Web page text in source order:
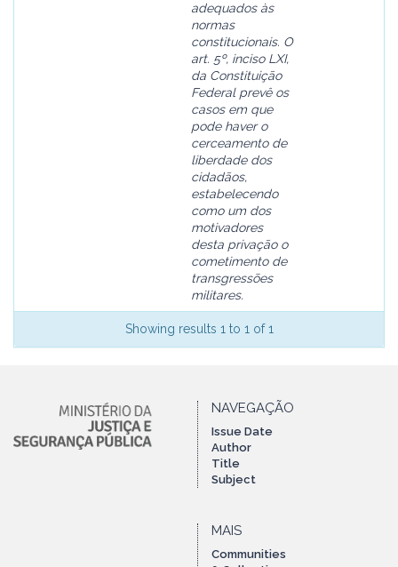
adequados às
normas
constitucionais. O
art. 5º, inciso LXI,
da Constituição
Federal prevê os
casos em que
pode haver o
cerceamento de
liberdade dos
cidadãos,
estabelecendo
como um dos
motivadores
desta privação o
cometimento de
transgressões
militares.
Showing results 1 to 1 of 1
NAVEGAÇÃO
Issue Date
Author
Title
Subject
MAIS
Communities